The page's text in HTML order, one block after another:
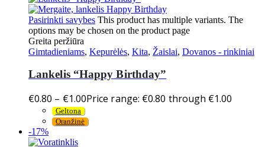
Pasirinkti savybes This product has multiple variants. The
options may be chosen on the product page
Greita peržiūra
Gimtadieniams, Kepurėlės, Kita, Žaislai, Dovanos - rinkiniai
Lankelis “Happy Birthday”
€0.80 – €1.00Price range: €0.80 through €1.00
Geltona
Oranžinė
-17%